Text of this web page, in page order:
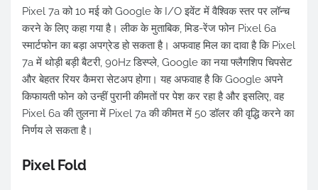
Pixel 7a को 10 मई को Google के I/O इवेंट में वैश्विक स्तर पर लॉन्च
करने के लिए कहा गया है। लीक के मुताबिक, मिड-रेंज फोन Pixel 6a
स्मार्टफोन का बड़ा अपग्रेड हो सकता है। अफवाह मिल का दावा है कि Pixel
7a में थोड़ी बड़ी बैटरी, 90Hz डिस्प्ले, Google का नया फ्लैगशिप चिपसेट
और बेहतर रियर कैमरा सेटअप होगा। यह अफवाह है कि Google अपने
किफायती फोन को उन्हीं पुरानी कीमतों पर पेश कर रहा है और इसलिए, वह
Pixel 6a की तुलना में Pixel 7a की कीमत में 50 डॉलर की वृद्धि करने का
निर्णय ले सकता है।
Pixel Fold